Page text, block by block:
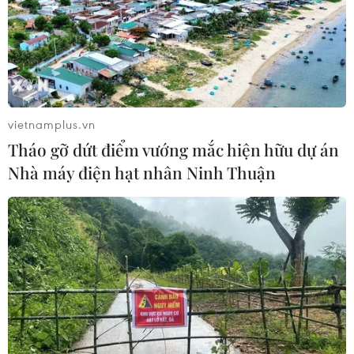
Phố Wall lập kỷ lục mới nhờ đà tăng
của nhóm cổ phiếu AI
05/08/2026 00:37
Thế giới mất hơn 2,6 tỷ thùng dầu kể
từ khi xung đột Mỹ-Iran bùng phát
04/08/2026 23:56
Xem thêm
vietnamplus.vn
Tháo gỡ dứt điểm vướng mắc hiện hữu dự án
Nhà máy điện hạt nhân Ninh Thuận